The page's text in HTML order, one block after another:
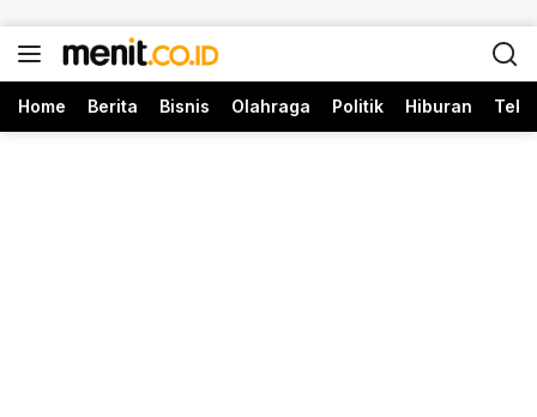
Home Berita Bisnis Olahraga Politik Hiburan